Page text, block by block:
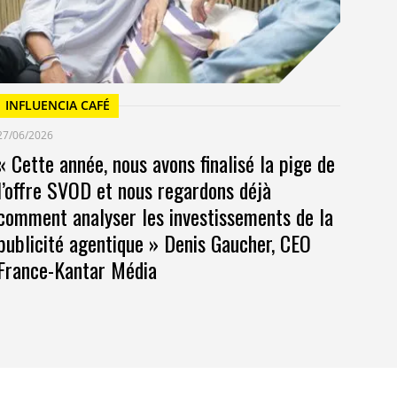
INFLUENCIA CAFÉ
06/2026
Cette année, nous avons finalisé la pige de
SVOD et nous regardons déjà
analyser les investissements de la
agentique » Denis Gaucher, CEO
Kantar Média